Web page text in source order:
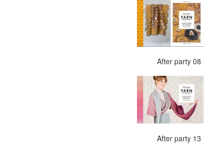
After party 08
After party 13